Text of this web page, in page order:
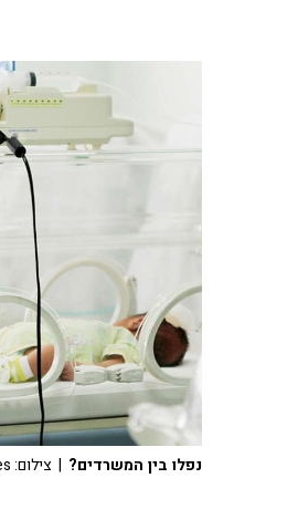
נפלו בין המשרדים? | צילום: Ingram Images